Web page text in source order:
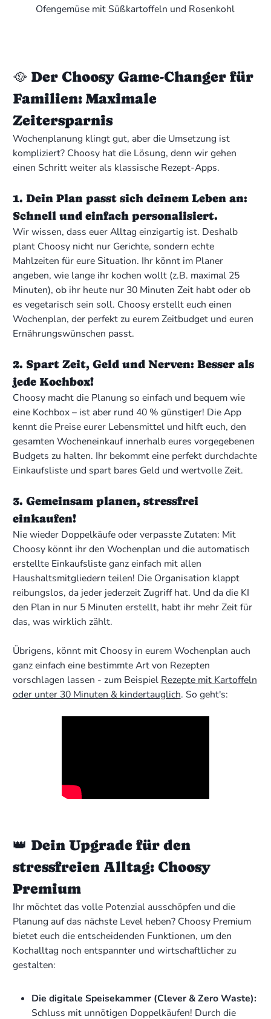
Ofengemüse mit Süßkartoffeln und Rosenkohl
🥘 Der Choosy Game-Changer für
Familien: Maximale
Zeitersparnis
Wochenplanung klingt gut, aber die Umsetzung ist
kompliziert? Choosy hat die Lösung, denn wir gehen
einen Schritt weiter als klassische Rezept-Apps.
1. Dein Plan passt sich deinem Leben an:
Schnell und einfach personalisiert.
Wir wissen, dass euer Alltag einzigartig ist. Deshalb
plant Choosy nicht nur Gerichte, sondern echte
Mahlzeiten für eure Situation. Ihr könnt im Planer
angeben, wie lange ihr kochen wollt (z.B. maximal 25
Minuten), ob ihr heute nur 30 Minuten Zeit habt oder ob
es vegetarisch sein soll. Choosy erstellt euch einen
Wochenplan, der perfekt zu eurem Zeitbudget und euren
Ernährungswünschen passt.
2. Spart Zeit, Geld und Nerven: Besser als
jede Kochbox!
Choosy macht die Planung so einfach und bequem wie
eine Kochbox – ist aber rund 40 % günstiger! Die App
kennt die Preise eurer Lebensmittel und hilft euch, den
gesamten Wocheneinkauf innerhalb eures vorgegebenen
Budgets zu halten. Ihr bekommt eine perfekt durchdachte
Einkaufsliste und spart bares Geld und wertvolle Zeit.
3. Gemeinsam planen, stressfrei
einkaufen!
Nie wieder Doppelkäufe oder verpasste Zutaten: Mit
Choosy könnt ihr den Wochenplan und die automatisch
erstellte Einkaufsliste ganz einfach mit allen
Haushaltsmitgliedern teilen! Die Organisation klappt
reibungslos, da jeder jederzeit Zugriff hat. Und da die KI
den Plan in nur 5 Minuten erstellt, habt ihr mehr Zeit für
das, was wirklich zählt.
Übrigens, könnt mit Choosy in eurem Wochenplan auch
ganz einfach eine bestimmte Art von Rezepten
vorschlagen lassen - zum Beispiel Rezepte mit Kartoffeln
oder unter 30 Minuten & kindertauglich. So geht's:
👑 Dein Upgrade für den
stressfreien Alltag: Choosy
Premium
Ihr möchtet das volle Potenzial ausschöpfen und die
Planung auf das nächste Level heben? Choosy Premium
bietet euch die entscheidenden Funktionen, um den
Kochalltag noch entspannter und wirtschaftlicher zu
gestalten:
Die digitale Speisekammer (Clever & Zero Waste):
Schluss mit unnötigen Doppelkäufen! Durch die